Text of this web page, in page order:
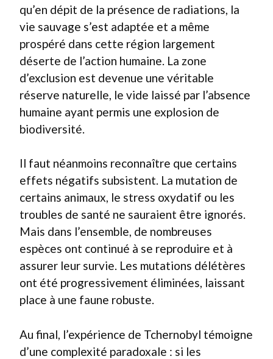
qu’en dépit de la présence de radiations, la
vie sauvage s’est adaptée et a même
prospéré dans cette région largement
déserte de l’action humaine. La zone
d’exclusion est devenue une véritable
réserve naturelle, le vide laissé par l’absence
humaine ayant permis une explosion de
biodiversité.
Il faut néanmoins reconnaître que certains
effets négatifs subsistent. La mutation de
certains animaux, le stress oxydatif ou les
troubles de santé ne sauraient être ignorés.
Mais dans l’ensemble, de nombreuses
espèces ont continué à se reproduire et à
assurer leur survie. Les mutations délétères
ont été progressivement éliminées, laissant
place à une faune robuste.
Au final, l’expérience de Tchernobyl témoigne
d’une complexité paradoxale : si les